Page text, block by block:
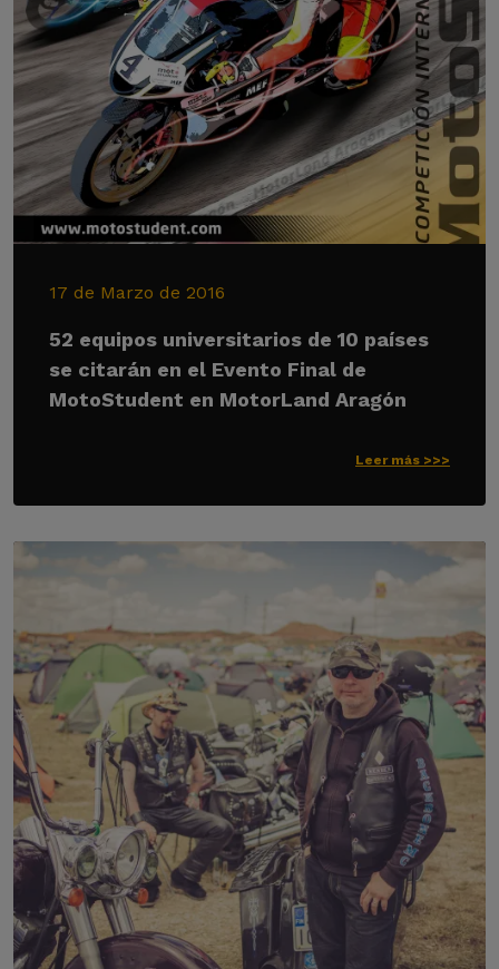
17 de Marzo de 2016
52 equipos universitarios de 10 países
se citarán en el Evento Final de
MotoStudent en MotorLand Aragón
Leer más >>>